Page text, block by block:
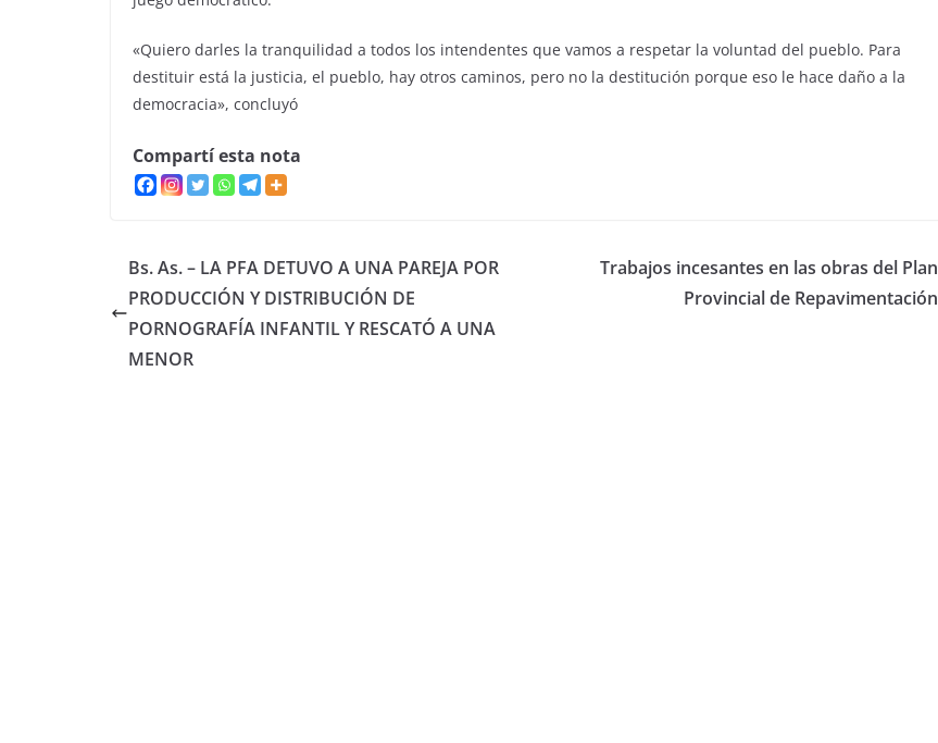
«Quiero darles la tranquilidad a todos los intendentes que vamos a respetar la voluntad del pueblo. Para
destituir está la justicia, el pueblo, hay otros caminos, pero no la destitución porque eso le hace daño a la
democracia», concluyó
Compartí esta nota
Bs. As. – LA PFA DETUVO A UNA PAREJA POR
PRODUCCIÓN Y DISTRIBUCIÓN DE
PORNOGRAFÍA INFANTIL Y RESCATÓ A UNA
MENOR
Trabajos incesantes en las obras del Plan
Provincial de Repavimentación